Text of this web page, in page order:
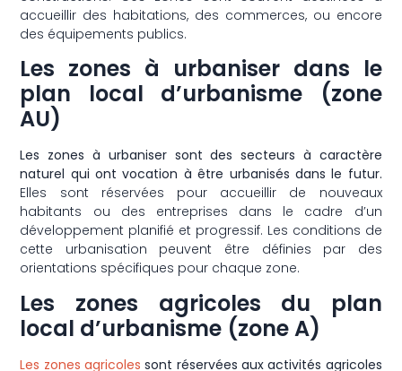
accueillir des habitations, des commerces, ou encore
des équipements publics.
Les zones à urbaniser dans le
plan local d’urbanisme (zone
AU)
Les zones à urbaniser sont des secteurs à caractère
naturel qui ont vocation à être urbanisés dans le futur.
Elles sont réservées pour accueillir de nouveaux
habitants ou des entreprises dans le cadre d’un
développement planifié et progressif. Les conditions de
cette urbanisation peuvent être définies par des
orientations spécifiques pour chaque zone.
Les zones agricoles du plan
local d’urbanisme (zone A)
Les zones agricoles sont réservées aux activités agricoles